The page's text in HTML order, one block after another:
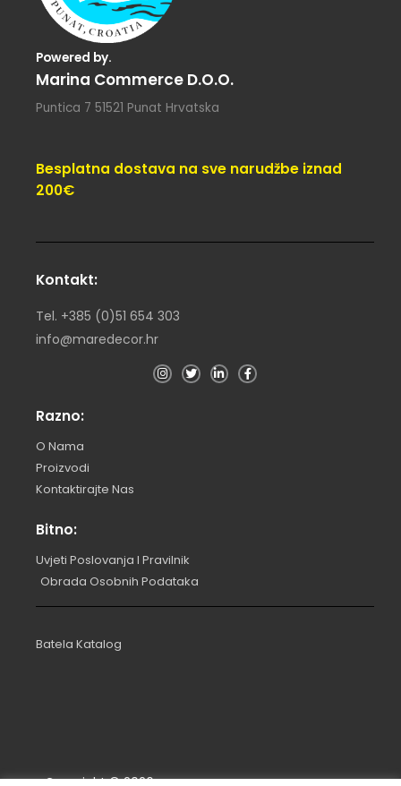
Powered by.
Marina Commerce D.o.o.
Puntica 7 51521 Punat Hrvatska
Besplatna dostava na sve narudžbe iznad
200€
Kontakt:
Tel. +385 (0)51 654 303
info@maredecor.hr
Razno:
O Nama
Proizvodi
Kontaktirajte Nas
Bitno:
Uvjeti Poslovanja I Pravilnik
Obrada Osobnih Podataka
Batela Katalog